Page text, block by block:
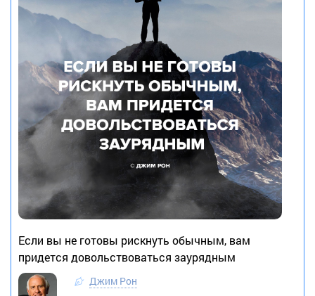
Если вы не готовы рискнуть обычным, вам
придется довольствоваться заурядным
Джим Рон